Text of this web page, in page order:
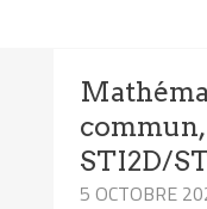
STI2D/
5 OCTOBRE